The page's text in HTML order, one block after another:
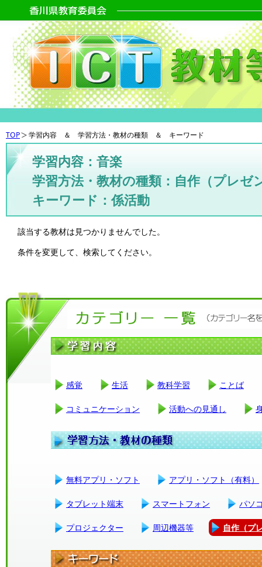
TOP 学習内容 ＆ 学習方法・教材の種類 ＆ キーワード
学習内容：音楽
学習方法・教材の種類：自作（プレ
キーワード：係活動
該当する教材は見つかりませんでした。
条件を変更して、検索してください。
感覚 生活 教科学習 ことば
コミュニケーション 活動への見通し
無料アプリ・ソフト アプリ・ソフト（有料）
タブレット端末 スマートフォン パソ
プロジェクター 周辺機器等 自作（プ